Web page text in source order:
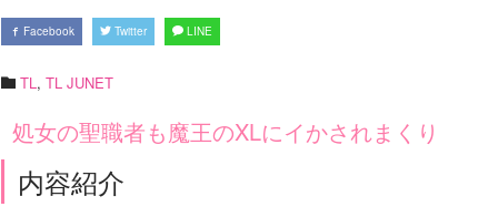
Facebook Twitter LINE
TL , TL JUNET
処女の聖職者も魔王のXLにイかされまくり
内容紹介